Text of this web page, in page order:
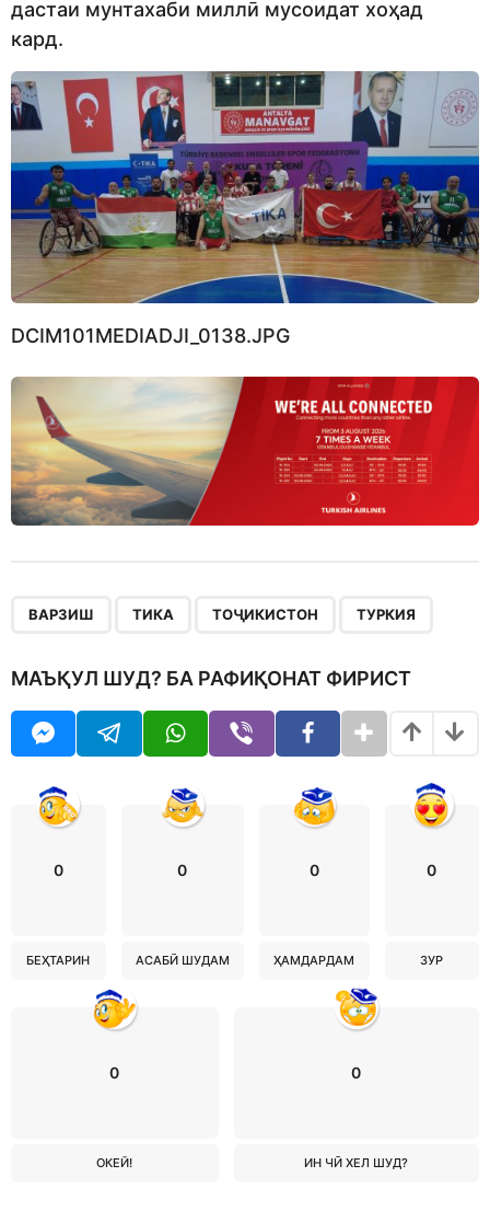
дастаи мунтахаби миллӣ мусоидат хоҳад
кард.
DCIM101MEDIADJI_0138.JPG
ВАРЗИШ ТИКА ТОҶИКИСТОН ТУРКИЯ
МАЪҚУЛ ШУД? БА РАФИҚОНАТ ФИРИСТ
0
БЕҲТАРИН
0
АСАБӢ ШУДАМ
0
ҲАМДАРДАМ
0
ЗУР
0
ОКЕЙ!
0
ИН ЧӢ ХЕЛ ШУД?